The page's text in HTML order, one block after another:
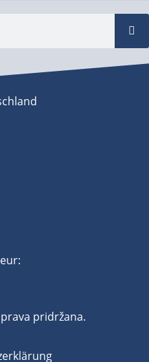
pridržana.